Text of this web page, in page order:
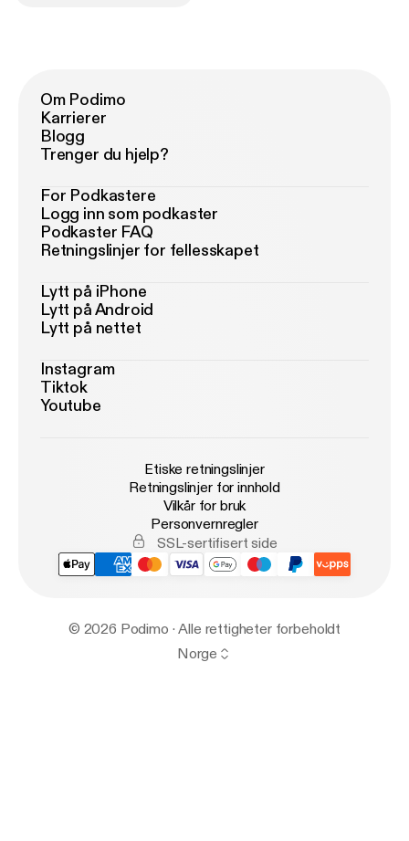
Om Podimo
Karrierer
Blogg
Trenger du hjelp?
For Podkastere
Logg inn som podkaster
Podkaster FAQ
Retningslinjer for fellesskapet
Lytt på iPhone
Lytt på Android
Lytt på nettet
Instagram
Tiktok
Youtube
Etiske retningslinjer
Retningslinjer for innhold
Vilkår for bruk
Personvernregler
SSL-sertifisert side
© 2026 Podimo · Alle rettigheter forbeholdt
Norge